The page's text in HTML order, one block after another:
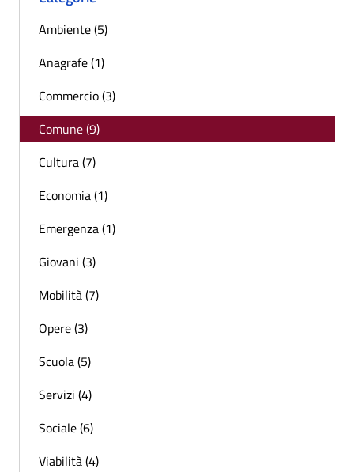
Ambiente (5)
Anagrafe (1)
Commercio (3)
Comune (9)
Cultura (7)
Economia (1)
Emergenza (1)
Giovani (3)
Mobilità (7)
Opere (3)
Scuola (5)
Servizi (4)
Sociale (6)
Viabilità (4)